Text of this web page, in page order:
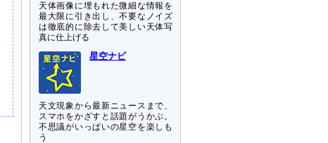
天体画像に埋もれた微細な情報を
最大限に引き出し、不要なノイズ
は徹底的に除去して美しい天体写
真に仕上げる
星空ナビ
天文現象から最新ニュースまで、
スマホをかざすと話題がうかぶ。
不思議がいっぱいの星空を楽しも
う